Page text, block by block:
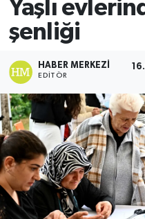
Yaşlı
şenliği
HABER MERKEZI
EDITÖR
Son Dakika
Haber Arşivi